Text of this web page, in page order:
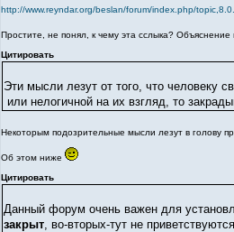
http://www.reyndar.org/beslan/forum/index.php/
Простите, не понял, к чему эта сслыка?
Цитировать
Эти мысли лезут от того, что человеку
или нелогичной на их взгляд, то
Некоторым подозрительные мысли лезут в голову
Об этом ниже
Цитировать
Данный форум очень важен для
закрыт, во-вторых-тут не